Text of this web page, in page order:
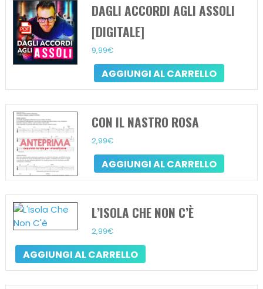
DAGLI ACCORDI AGLI ASSOLI
[DIGITALE]
9,99€
AGGIUNGI AL CARRELLO
CON IL NASTRO ROSA
2,99€
AGGIUNGI AL CARRELLO
L’ISOLA CHE NON C’È
2,99€
AGGIUNGI AL CARRELLO